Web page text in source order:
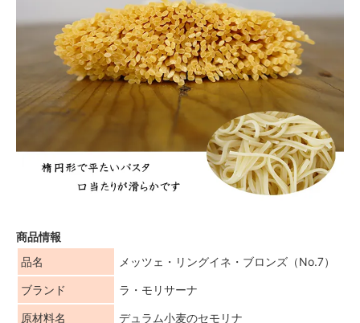
商品情報
品名
メッツェ・リングイネ・ブロンズ（No.7）
ブランド ラ・モリサーナ
原材料名 デュラム小麦のセモリナ